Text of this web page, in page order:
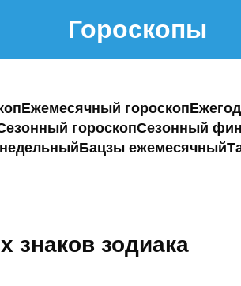
Гороскопы
Ежемесячный гороскоп
гороскопСезонный
Бацзы ежемесячный
знаков зодиака